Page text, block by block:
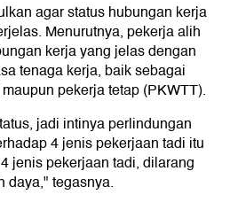
agar status hubungan kerja
Menurutnya, pekerja alih
kerja yang jelas dengan
tenaga kerja, baik sebagai
pekerja tetap (PKWTT).
jadi intinya perlindungan
4 jenis pekerjaan tadi itu
jenis pekerjaan tadi, dilarang
daya," tegasnya.